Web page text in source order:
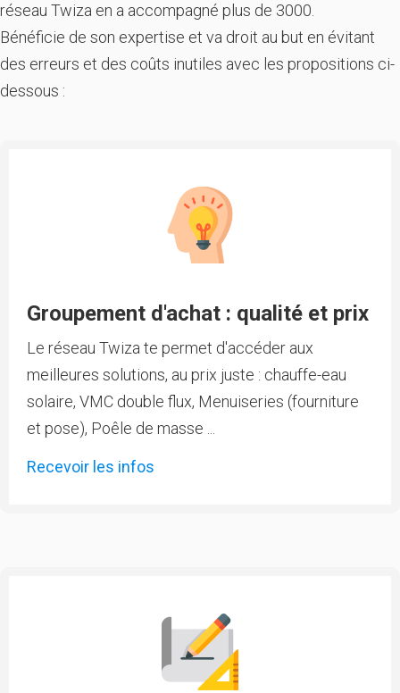
réseau Twiza en a accompagné plus de 3000.
Bénéficie de son expertise et va droit au but en évitant
des erreurs et des coûts inutiles avec les propositions ci-
dessous :
Groupement d'achat : qualité et prix
Le réseau Twiza te permet d'accéder aux
meilleures solutions, au prix juste : chauffe-eau
solaire, VMC double flux, Menuiseries (fourniture
et pose), Poêle de masse ...
Recevoir les infos